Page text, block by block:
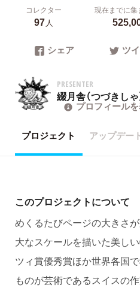
コレクター
97人
現在までに
シェア ツ
PRESENTER
綴月舎（つづきし
プロフィール
プロジェクト アップデー
このプロジェクトについて
めくるたびページの大きさ
大なスケールを描いた美し
ツィ賞優秀賞ほか世界各国
ものが芸術であるスイスの